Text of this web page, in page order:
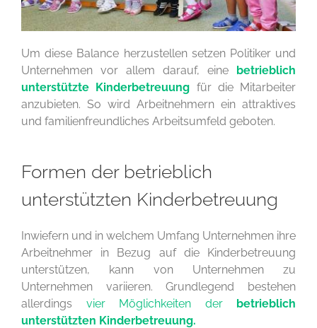
Um diese Balance herzustellen setzen Politiker und
Unternehmen vor allem darauf, eine betrieblich
unterstützte Kinderbetreuung für die Mitarbeiter
anzubieten. So wird Arbeitnehmern ein attraktives
und familienfreundliches Arbeitsumfeld geboten.
Formen der betrieblich
unterstützten Kinderbetreuung
Inwiefern und in welchem Umfang Unternehmen ihre
Arbeitnehmer in Bezug auf die Kinderbetreuung
unterstützen, kann von Unternehmen zu
Unternehmen variieren. Grundlegend bestehen
allerdings vier Möglichkeiten derbetrieblich
unterstützten Kinderbetreuung.